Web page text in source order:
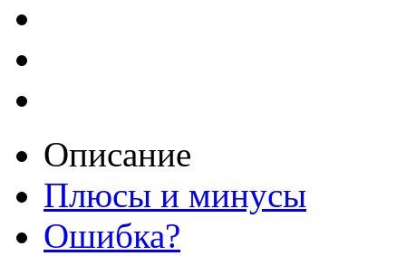
Описание
Плюсы и минусы
Ошибка?